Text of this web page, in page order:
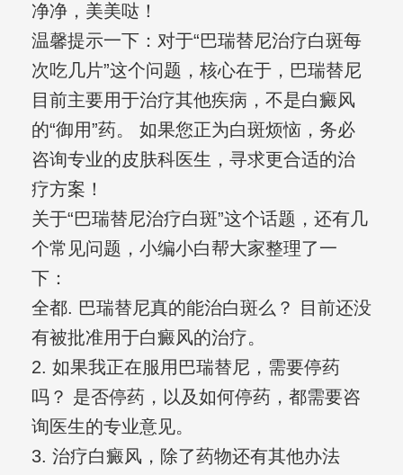
净净，美美哒！
温馨提示一下：对于“巴瑞替尼治疗白斑每
次吃几片”这个问题，核心在于，巴瑞替尼
目前主要用于治疗其他疾病，不是白癜风
的“御用”药。 如果您正为白斑烦恼，务必
咨询专业的皮肤科医生，寻求更合适的治
疗方案！
关于“巴瑞替尼治疗白斑”这个话题，还有几
个常见问题，小编小白帮大家整理了一
下：
全都. 巴瑞替尼真的能治白斑么？ 目前还没
有被批准用于白癜风的治疗。
2. 如果我正在服用巴瑞替尼，需要停药
吗？ 是否停药，以及如何停药，都需要咨
询医生的专业意见。
3. 治疗白癜风，除了药物还有其他办法